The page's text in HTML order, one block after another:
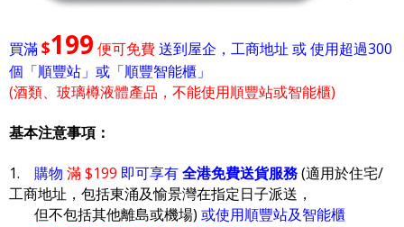
買滿$199 便可免費送到屋企，工商地址 或 使用超過300
個「順豐站」或「順豐智能櫃」
(酒類、玻璃樽液體產品，不能使用順豐站或智能櫃)
基本注意事項：
1. 購物 滿 $199 即可享有全港免費送貨服務(適用於住宅/
工商地址，包括東涌及愉景灣在指定日子派送，
但不包括其他離島或機場) 或使用順豐站及智能櫃